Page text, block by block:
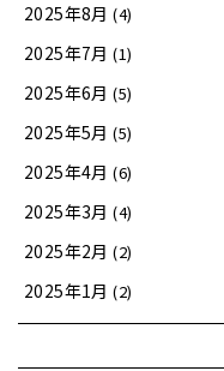
2025年8月 (4)
2025年7月 (1)
2025年6月 (5)
2025年5月 (5)
2025年4月 (6)
2025年3月 (4)
2025年2月 (2)
2025年1月 (2)